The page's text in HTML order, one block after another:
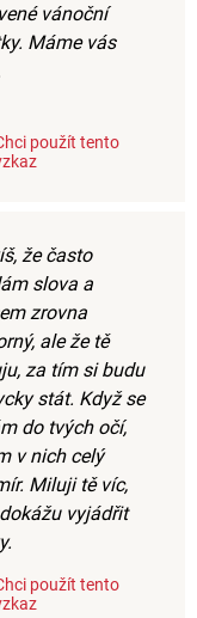
vánoční
Máme vás
použít tento
že často
slova a
zrovna
ale že tě
za tím si budu
stát. Když se
do tvých očí,
v nich celý
Miluji tě víc,
vyjádřit
použít tento